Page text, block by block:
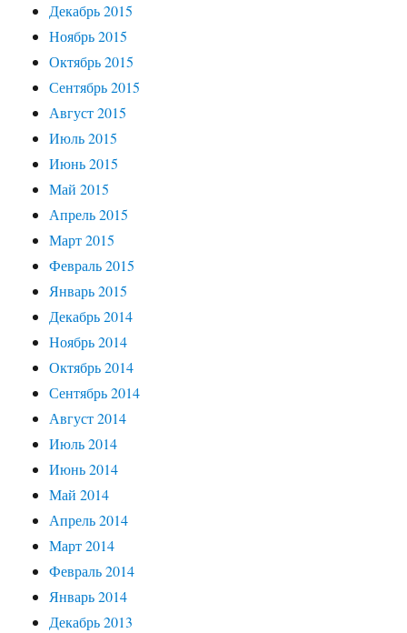
Декабрь 2015
Ноябрь 2015
Октябрь 2015
Сентябрь 2015
Август 2015
Июль 2015
Июнь 2015
Май 2015
Апрель 2015
Март 2015
Февраль 2015
Январь 2015
Декабрь 2014
Ноябрь 2014
Октябрь 2014
Сентябрь 2014
Август 2014
Июль 2014
Июнь 2014
Май 2014
Апрель 2014
Март 2014
Февраль 2014
Январь 2014
Декабрь 2013